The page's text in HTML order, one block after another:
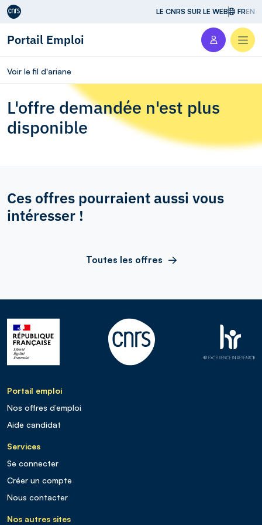
Aller au contenu LE CNRS SUR LE WEB FREN
Portail Emploi
Voir le fil d'ariane
L'offre demandée n'est plus
disponible
Ces offres pourraient aussi vous
intéresser !
Toutes les offres
Portail emploi
Nos offres d’emploi
Aide candidat
Services
Se connecter
Créer un compte
Nous contacter
Nos autres sites